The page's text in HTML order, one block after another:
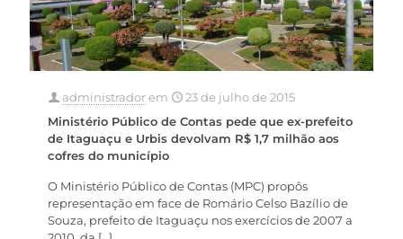
administradorem
23 de julho de 2015
Ministério Público de Contas pede que ex-prefeito
de Itaguaçu e Urbis devolvam R$ 1,7 milhão aos
cofres do município
O Ministério Público de Contas (MPC) propôs
representação em face de Romário Celso Bazílio de
Souza, prefeito de Itaguaçu nos exercícios de 2007 a